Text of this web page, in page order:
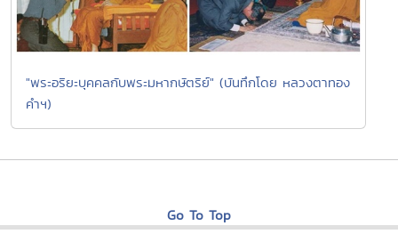
"พระอริยะบุคคลกับพระมหากษัตริย์" (บันทึกโดย หลวงตาทอง
คำฯ)
Go To Top